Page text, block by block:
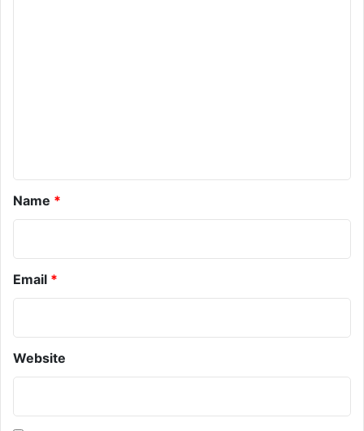
Name *
Email *
Website